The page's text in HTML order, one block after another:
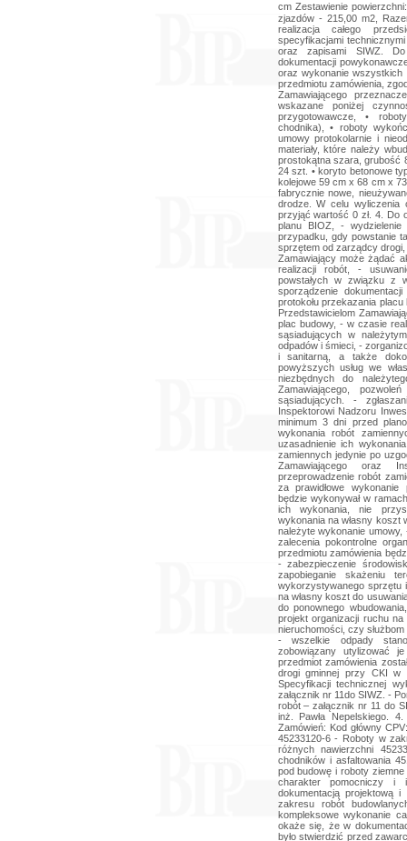
cm Zestawienie
zjazdów - 215,00 m2,
realizacja całego
specyfikacjami
oraz zapisami SIWZ.
dokumentacji
oraz wykonanie wszystkich
przedmiotu zamówienia,
Zamawiającego
wskazane poniżej
przygotowawcze, •
chodnika), • roboty
umowy protokolarnie i
materiały, które należy
prostokątna szara, grubość
24 szt. • koryto betonowe
kolejowe 59 cm x 68 cm x
fabrycznie nowe,
drodze. W celu wyliczenia
przyjąć wartość 0 zł. 4. Do
planu BIOZ, -
przypadku, gdy powstanie
sprzętem od zarządcy drogi,
Zamawiający może żądać
realizacji robót, -
powstałych w związku z
sporządzenie
protokołu przekazania
Przedstawicielom
plac budowy, - w czasie
sąsiadujących w
odpadów i śmieci, -
i sanitarną, a także
powyższych usług we
niezbędnych do
Zamawiającego,
sąsiadujących. -
Inspektorowi Nadzoru
minimum 3 dni przed
wykonania robót
uzasadnienie ich
zamiennych jedynie po
Zamawiającego oraz
przeprowadzenie robót
za prawidłowe
będzie wykonywał w
ich wykonania, nie
wykonania na własny koszt
należyte wykonanie
zalecenia pokontrolne
przedmiotu zamówienia
- zabezpieczenie
zapobieganie skażeniu
wykorzystywanego sprzętu
na własny koszt do
do ponownego
projekt organizacji ruchu
nieruchomości, czy
- wszelkie odpady
zobowiązany utylizować
przedmiot zamówienia
drogi gminnej przy CKI
Specyfikacji technicznej
załącznik nr 11do SIWZ. -
robót – załącznik nr 11 do
inż. Pawła Nepelskiego.
Zamówień: Kod główny
45233120-6 - Roboty w
różnych nawierzchni
chodników i asfaltowania
pod budowę i roboty
charakter pomocniczy i
dokumentacją projektową
zakresu robót
kompleksowe wykonanie
okaże się, że w
było stwierdzić przed